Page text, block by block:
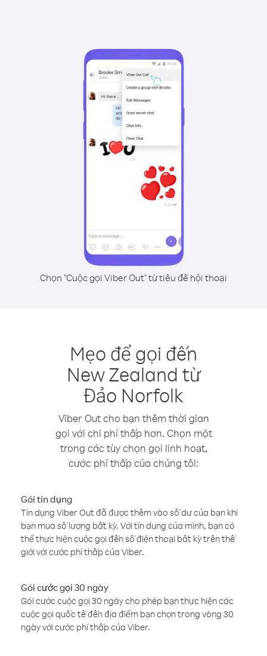
Chọn "Cuộc gọi Viber Out" từ tiêu đề hội thoại
Mẹo để gọi đến
New Zealand từ
Đảo Norfolk
Viber Out cho bạn thêm thời gian
gọi với chi phí thấp hơn. Chọn một
trong các tùy chọn gọi linh hoạt,
cước phí thấp của chúng tôi:
Gói tín dụng
Tín dụng Viber Out đã được thêm vào số dư của bạn khi
bạn mua số lượng bất kỳ. Với tín dụng của mình, bạn có
thể thực hiện cuộc gọi đến số điện thoại bất kỳ trên thế
giới với cước phí thấp của Viber.
Gói cước gọi 30 ngày
Gói cước cuộc gọi 30 ngày cho phép bạn thực hiện các
cuộc gọi quốc tế đến địa điểm bạn chọn trong vòng 30
ngày với cước phí thấp của Viber.